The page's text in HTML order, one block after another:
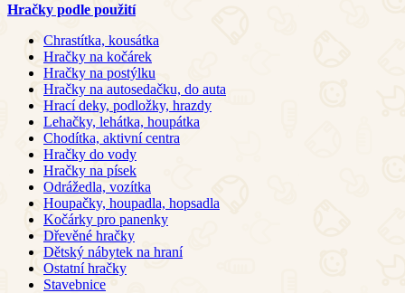
Hračky podle použití
Chrastítka, kousátka
Hračky na kočárek
Hračky na postýlku
Hračky na autosedačku, do auta
Hrací deky, podložky, hrazdy
Lehačky, lehátka, houpátka
Chodítka, aktivní centra
Hračky do vody
Hračky na písek
Odrážedla, vozítka
Houpačky, houpadla, hopsadla
Kočárky pro panenky
Dřevěné hračky
Dětský nábytek na hraní
Ostatní hračky
Stavebnice